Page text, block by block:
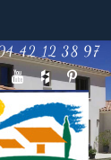
42 12 38 97